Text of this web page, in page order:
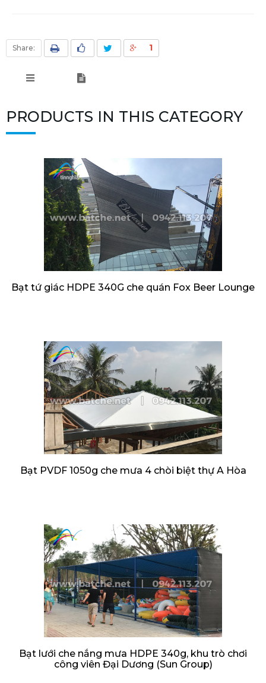
Share: 1
PRODUCTS IN THIS CATEGORY
Bạt tứ giác HDPE 340G che quán Fox Beer Lounge
Bạt PVDF 1050g che mưa 4 chòi biệt thự A Hòa
Bạt lưới che nắng mưa HDPE 340g, khu trò chơi
công viên Đại Dương (Sun Group)